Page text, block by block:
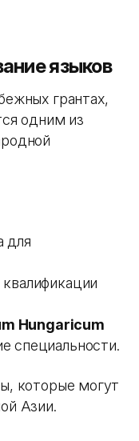
языков
грантах,
одним из
для
Hungaricum
специальности.
которые могут
Азии.